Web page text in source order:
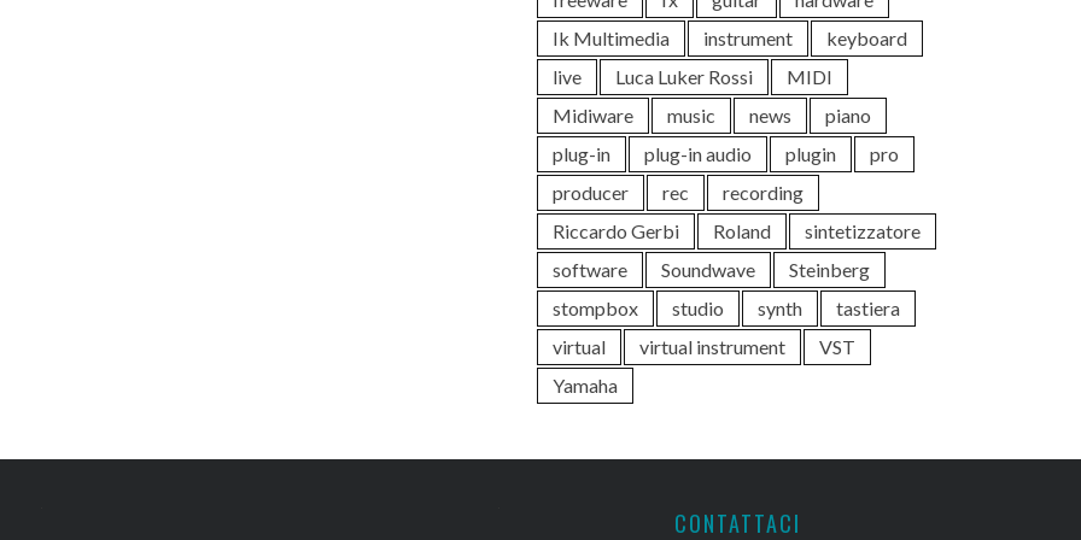
Ik Multimedia
instrument
keyboard
live
Luca Luker Rossi
MIDI
Midiware
music news
piano
plug-in
plug-in audio plugin
pro
producer
rec
recording
Riccardo Gerbi
Roland
sintetizzatore
software
Soundwave
Steinberg
stompbox
studio synth
tastiera
virtual
virtual instrument
VST
Yamaha
CONTATTACI